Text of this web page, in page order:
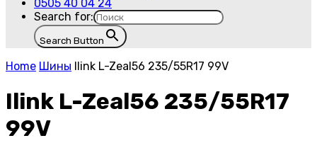
0505 40 04 24
Search for:
Search Button
Home Шины Ilink L-Zeal56 235/55R17 99V
Ilink L-Zeal56 235/55R17
99V